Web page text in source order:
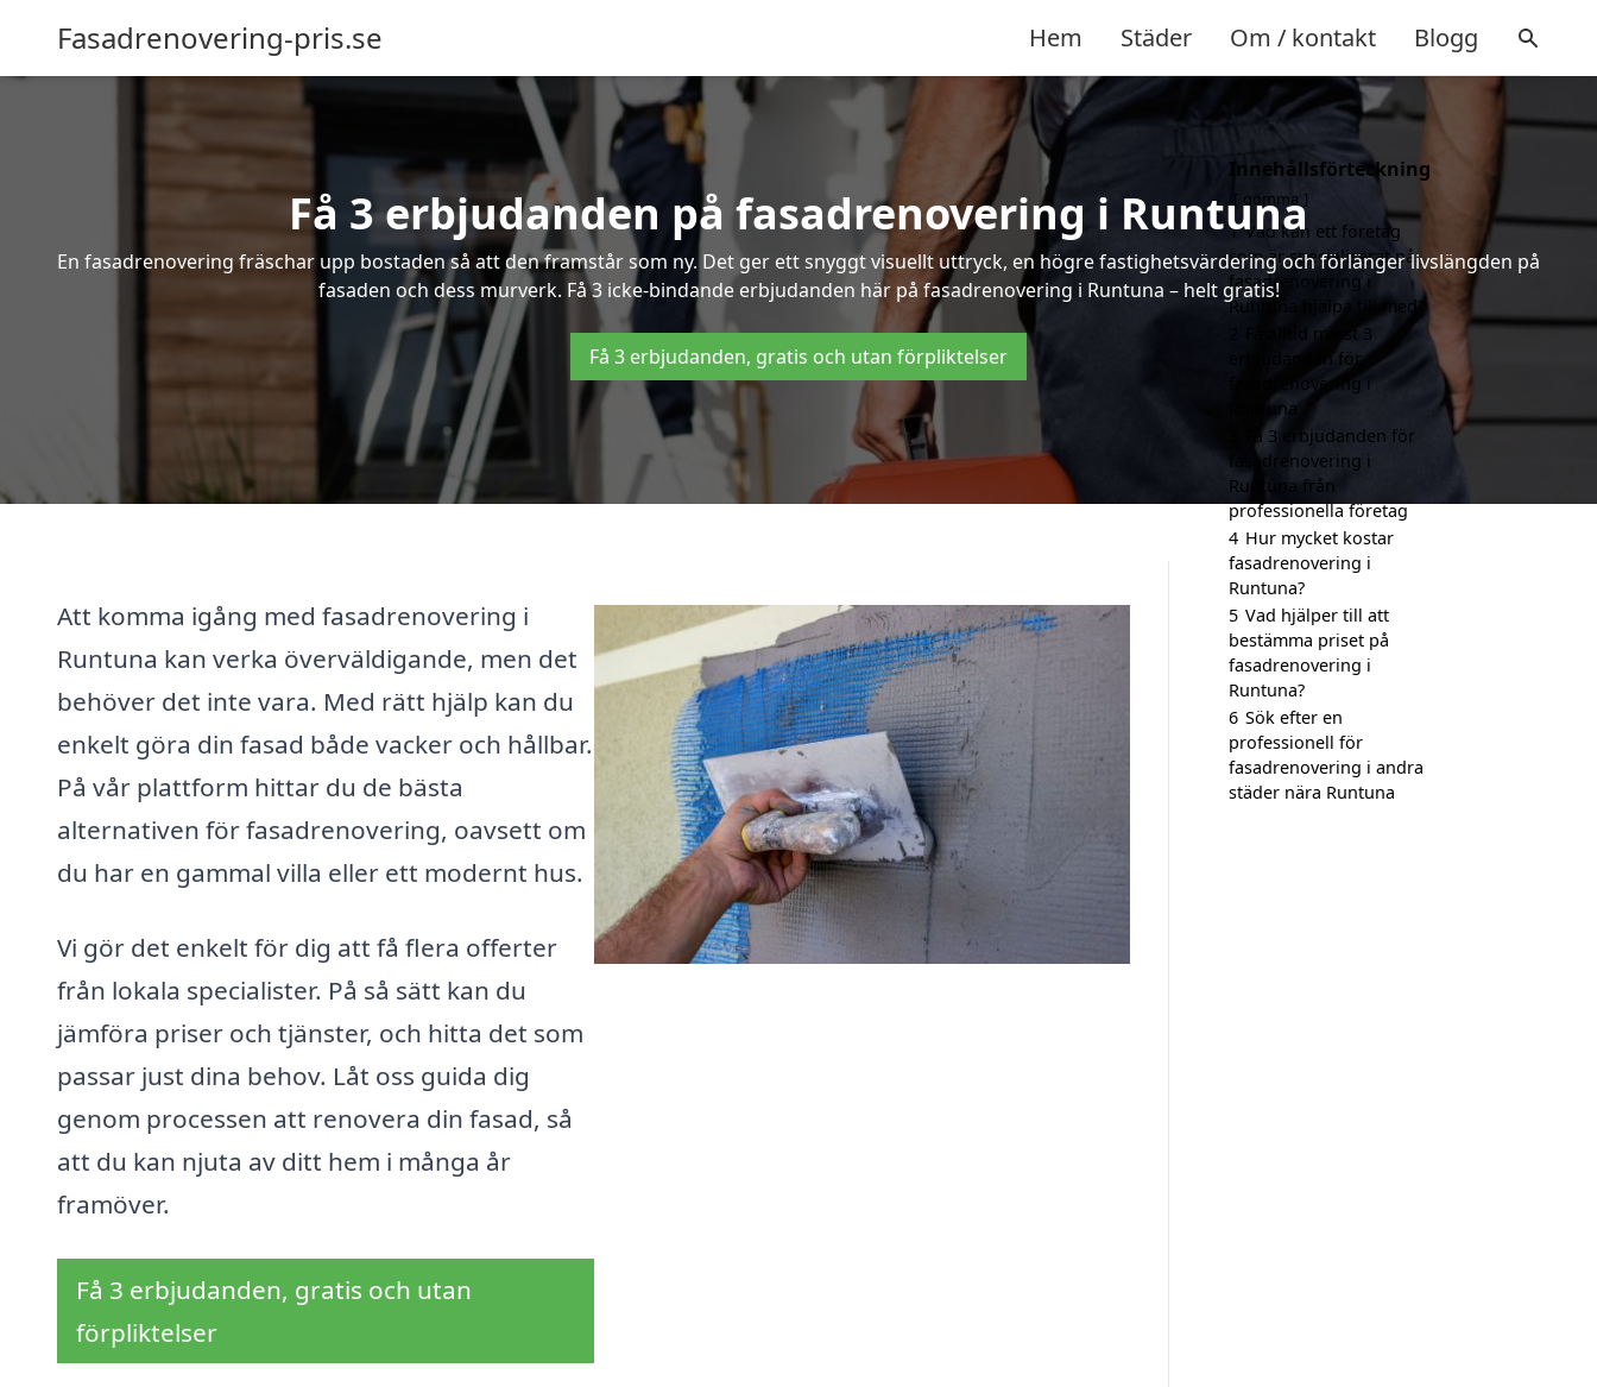
Fasadrenovering-pris.se Hem Städer Om / kontakt Blogg
Få 3 erbjudanden på fasadrenovering i Runtuna
En fasadrenovering fräschar upp bostaden så att den framstår som ny. Det ger ett snyggt visuellt uttryck, en högre fastighetsvärdering och förlänger livslängden på
fasaden och dess murverk. Få 3 icke-bindande erbjudanden här på fasadrenovering i Runtuna – helt gratis!
Få 3 erbjudanden, gratis och utan förpliktelser
Att komma igång med fasadrenovering i
Runtuna kan verka överväldigande, men det
behöver det inte vara. Med rätt hjälp kan du
enkelt göra din fasad både vacker och hållbar.
På vår plattform hittar du de bästa
alternativen för fasadrenovering, oavsett om
du har en gammal villa eller ett modernt hus.
Vi gör det enkelt för dig att få flera offerter
från lokala specialister. På så sätt kan du
jämföra priser och tjänster, och hitta det som
passar just dina behov. Låt oss guida dig
genom processen att renovera din fasad, så
att du kan njuta av ditt hem i många år
framöver.
Få 3 erbjudanden, gratis och utan
förpliktelser
Innehållsförteckning
gömma
1 Vad kan ett företag
som är specialiserat på
fasadrenovering i
Runtuna hjälpa till med?
Få alltid minst 3
erbjudanden för
fasadrenovering i
Runtuna
Få 3 erbjudanden för
fasadrenovering i
Runtuna från
professionella företag
4 Hur mycket kostar
fasadrenovering i
Runtuna?
5 Vad hjälper till att
bestämma priset på
fasadrenovering i
Runtuna?
6 Sök efter en
professionell för
fasadrenovering i andra
städer nära Runtuna